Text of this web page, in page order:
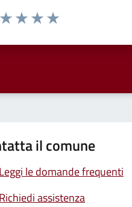
da 1 a 5 stelle la pagina
il comune
Leggi le domande frequenti
Richiedi assistenza